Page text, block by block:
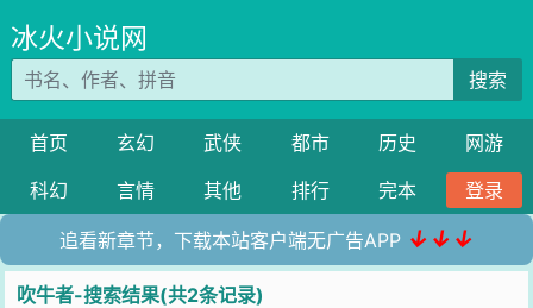
冰火小说网
搜索
首页 玄幻 武侠 都市 历史
网游
科幻
言情 其他 排行 完本 登录
追看新章节，下载本站客户端无广告APP ↓↓↓
吹牛者-搜索结果(共2条记录)